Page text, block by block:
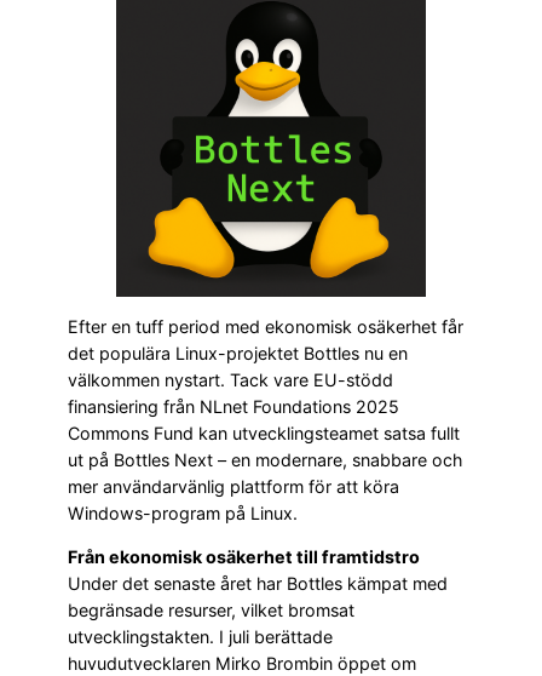
Efter en tuff period med ekonomisk osäkerhet får
det populära Linux-projektet Bottles nu en
välkommen nystart. Tack vare EU-stödd
finansiering från NLnet Foundations 2025
Commons Fund kan utvecklingsteamet satsa fullt
ut på Bottles Next – en modernare, snabbare och
mer användarvänlig plattform för att köra
Windows-program på Linux.
Från ekonomisk osäkerhet till framtidstro
Under det senaste året har Bottles kämpat med
begränsade resurser, vilket bromsat
utvecklingstakten. I juli berättade
huvudutvecklaren Mirko Brombin öppet om